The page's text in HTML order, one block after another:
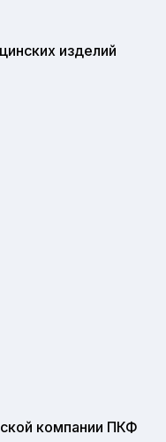
изделий
компании ПКФ